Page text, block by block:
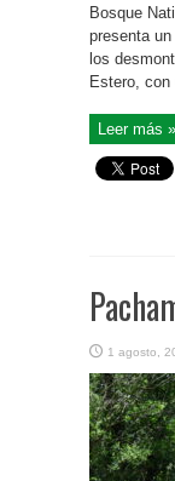
Bosque
presenta
los
Estero, con
Leer más »
1 agosto,